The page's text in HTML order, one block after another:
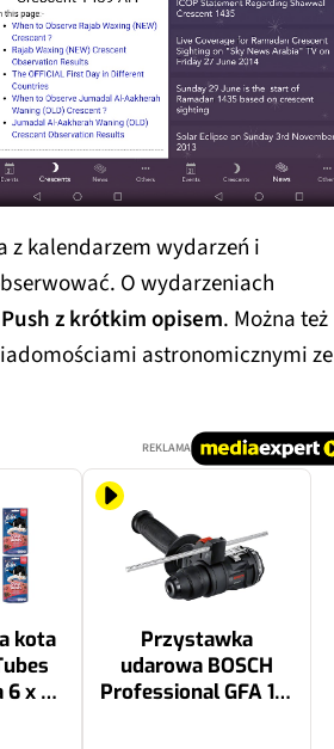
z kalendarzem wydarzeń i
O wydarzeniach
z krótkim opisem. Można też
astronomicznymi ze
REKLAMA
kota
x 50
Przystawka
udarowa BOSCH
Professional GFA 12-